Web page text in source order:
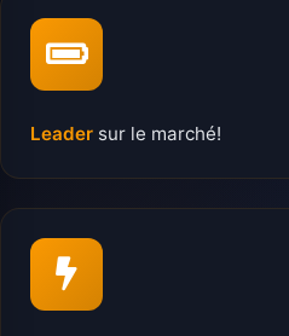
Leader sur le marché!